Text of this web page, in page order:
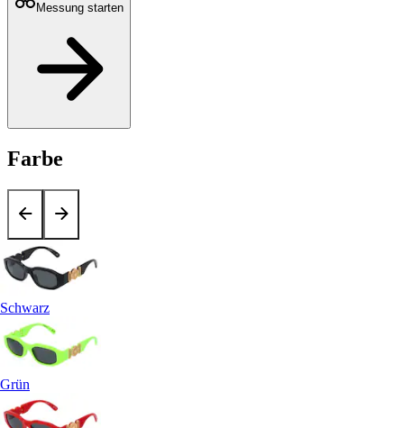
Messung starten
Farbe
Schwarz
Grün